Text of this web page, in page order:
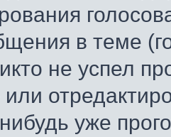
в теме
не успел
или
уже